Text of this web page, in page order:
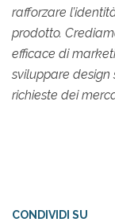
rafforzare
prodotto.
efficace di
sviluppare design
richieste dei
CONDIVIDI SU